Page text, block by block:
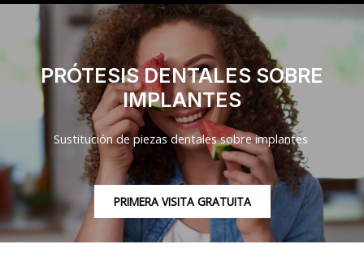
PRÓTESIS DENTALES SOBRE
IMPLANTES
Sustitución de piezas dentales sobre implantes
PRIMERA VISITA GRATUITA